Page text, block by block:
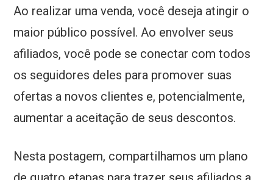
Ao realizar uma venda, você deseja atingir o
maior público possível. Ao envolver seus
afiliados, você pode se conectar com todos
os seguidores deles para promover suas
ofertas a novos clientes e, potencialmente,
aumentar a aceitação de seus descontos.
Nesta postagem, compartilhamos um plano